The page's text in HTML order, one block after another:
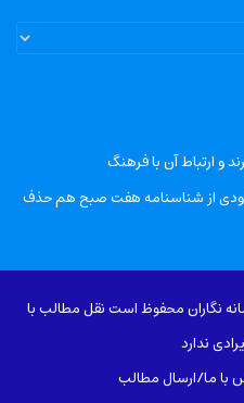
و ارتباط آن با فرهنگ
زودی از شناسنامه هفت صبح هم حذف
نگاران محفوظ است نقل مطالب با
ندارد
با ما/ارسال مطالب